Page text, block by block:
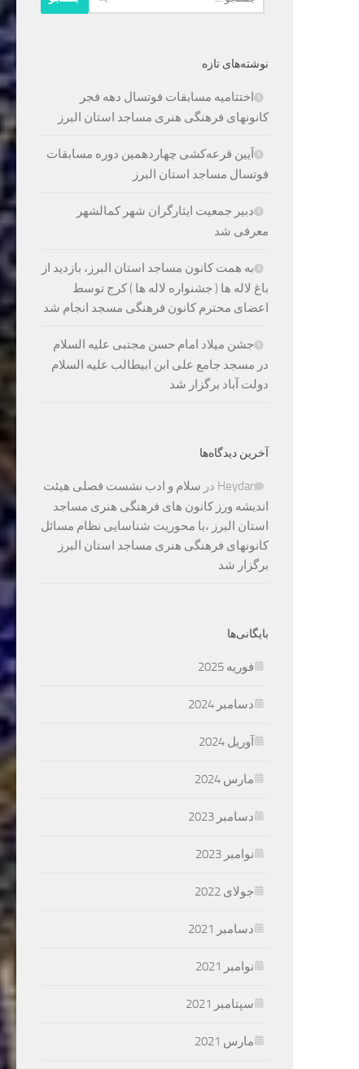
برای:
نوشته‌های تازه
اختتامیه مسابقات فوتسال دهه فجر
کانونهای فرهنگی هنری مساجد استان البرز
آیین قرعه‌کشی چهاردهمین دوره‌ مسابقات
فوتسال مساجد استان البرز
دبیر جمعیت ایثارگران شهر کمالشهر
معرفی شد
به همت کانون مساجد استان البرز، بازدید از
باغ لاله ها ( جشنواره لاله ها ) کرج توسط
اعضای محترم کانون فرهنگی مسجد انجام شد
جشن میلاد امام حسن مجتبی علیه السلام
در مسجد جامع علی ابن ابیطالب علیه السلام
دولت آباد برگزار شد
آخرین دیدگاه‌ها
Heydar در سلام و ادب نشست فصلی هیئت
اندیشه ورز کانون های فرهنگی هنری مساجد
استان البرز ،با محوریت شناسایی نظام مسائل
کانونهای فرهنگی هنری مساجد استان البرز
برگزار شد
بایگانی‌ها
فوریه 2025
دسامبر 2024
آوریل 2024
مارس 2024
دسامبر 2023
نوامبر 2023
جولای 2022
دسامبر 2021
نوامبر 2021
سپتامبر 2021
مارس 2021